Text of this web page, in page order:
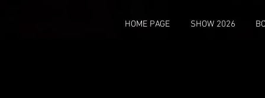
HOME PAGE SHOW 2026